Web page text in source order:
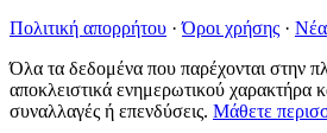
Πολιτική απορρήτου · Όροι χρήσης · Νέα
Όλα τα δεδομένα που παρέχονται στην
αποκλειστικά ενημερωτικού χαρακτήρα
συναλλαγές ή επενδύσεις. Μάθετε